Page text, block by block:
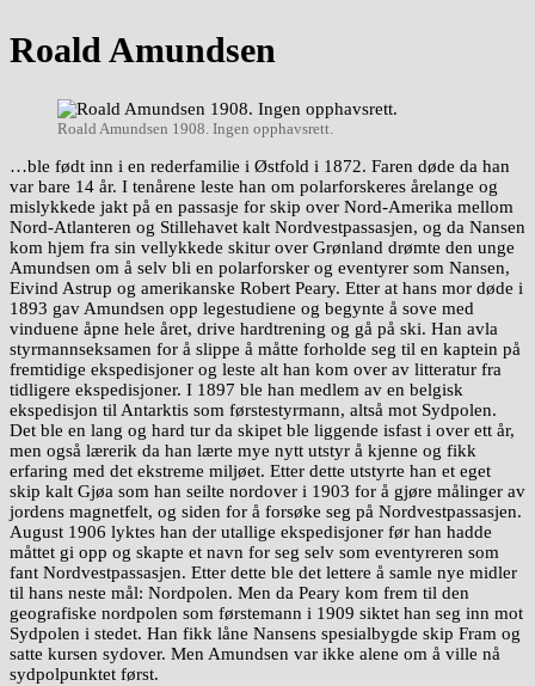
Roald Amundsen
Roald Amundsen 1908. Ingen opphavsrett.
…ble født inn i en rederfamilie i Østfold i 1872. Faren døde da han
var bare 14 år. I tenårene leste han om polarforskeres årelange og
mislykkede jakt på en passasje for skip over Nord-Amerika mellom
Nord-Atlanteren og Stillehavet kalt Nordvestpassasjen, og da Nansen
kom hjem fra sin vellykkede skitur over Grønland drømte den unge
Amundsen om å selv bli en polarforsker og eventyrer som Nansen,
Eivind Astrup og amerikanske Robert Peary. Etter at hans mor døde i
1893 gav Amundsen opp legestudiene og begynte å sove med
vinduene åpne hele året, drive hardtrening og gå på ski. Han avla
styrmannseksamen for å slippe å måtte forholde seg til en kaptein på
fremtidige ekspedisjoner og leste alt han kom over av litteratur fra
tidligere ekspedisjoner. I 1897 ble han medlem av en belgisk
ekspedisjon til Antarktis som førstestyrmann, altså mot Sydpolen.
Det ble en lang og hard tur da skipet ble liggende isfast i over ett år,
men også lærerik da han lærte mye nytt utstyr å kjenne og fikk
erfaring med det ekstreme miljøet. Etter dette utstyrte han et eget
skip kalt Gjøa som han seilte nordover i 1903 for å gjøre målinger av
jordens magnetfelt, og siden for å forsøke seg på Nordvestpassasjen.
August 1906 lyktes han der utallige ekspedisjoner før han hadde
måttet gi opp og skapte et navn for seg selv som eventyreren som
fant Nordvestpassasjen. Etter dette ble det lettere å samle nye midler
til hans neste mål: Nordpolen. Men da Peary kom frem til den
geografiske nordpolen som førstemann i 1909 siktet han seg inn mot
Sydpolen i stedet. Han fikk låne Nansens spesialbygde skip Fram og
satte kursen sydover. Men Amundsen var ikke alene om å ville nå
sydpolpunktet først.